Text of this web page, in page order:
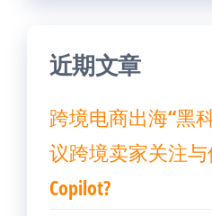
近期文章
跨境电商出海“黑
议跨境卖家关注与
Copilot?